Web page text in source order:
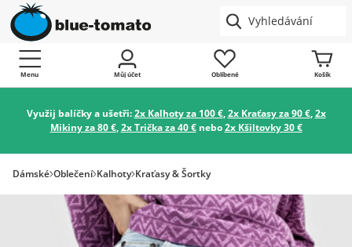
Menu Můj účet Oblíbené Košík
Využij balíčky a ušetři:2x Kalhoty za 100 €,2x Kraťasy za 90 €,2x
Mikiny za 80 €,2x Trička za 40 €nebo2x Kšiltovky 30 €
Dámské Oblečení Kalhoty Kraťasy & Šortky